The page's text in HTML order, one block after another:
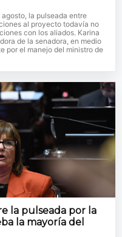
la pulseada entre
al proyecto todavía no
con los aliados. Karina
de la senadora, en medio
por el manejo del ministro de
la pulseada por la
la mayoría del